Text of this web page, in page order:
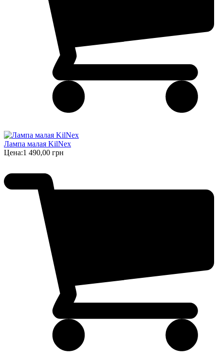
Лампа малая KilNex
Цена:1 490,00 грн